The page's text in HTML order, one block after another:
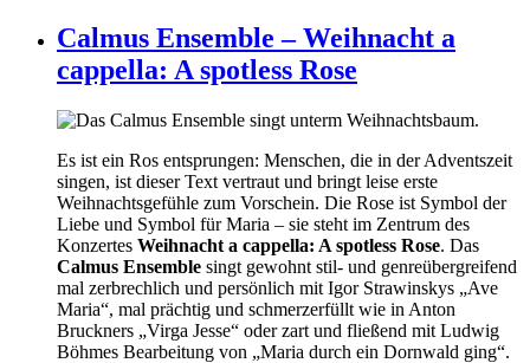
Calmus Ensemble – Weihnacht a
cappella: A spotless Rose
Es ist ein Ros entsprungen: Menschen, die in der Adventszeit
singen, ist dieser Text vertraut und bringt leise erste
Weihnachtsgefühle zum Vorschein. Die Rose ist Symbol der
Liebe und Symbol für Maria – sie steht im Zentrum des
Konzertes Weihnacht a cappella: A spotless Rose. Das
Calmus Ensemble singt gewohnt stil- und genreübergreifend
mal zerbrechlich und persönlich mit Igor Strawinskys „Ave
Maria“, mal prächtig und schmerzerfüllt wie in Anton
Bruckners „Virga Jesse“ oder zart und fließend mit Ludwig
Böhmes Bearbeitung von „Maria durch ein Dornwald ging“.